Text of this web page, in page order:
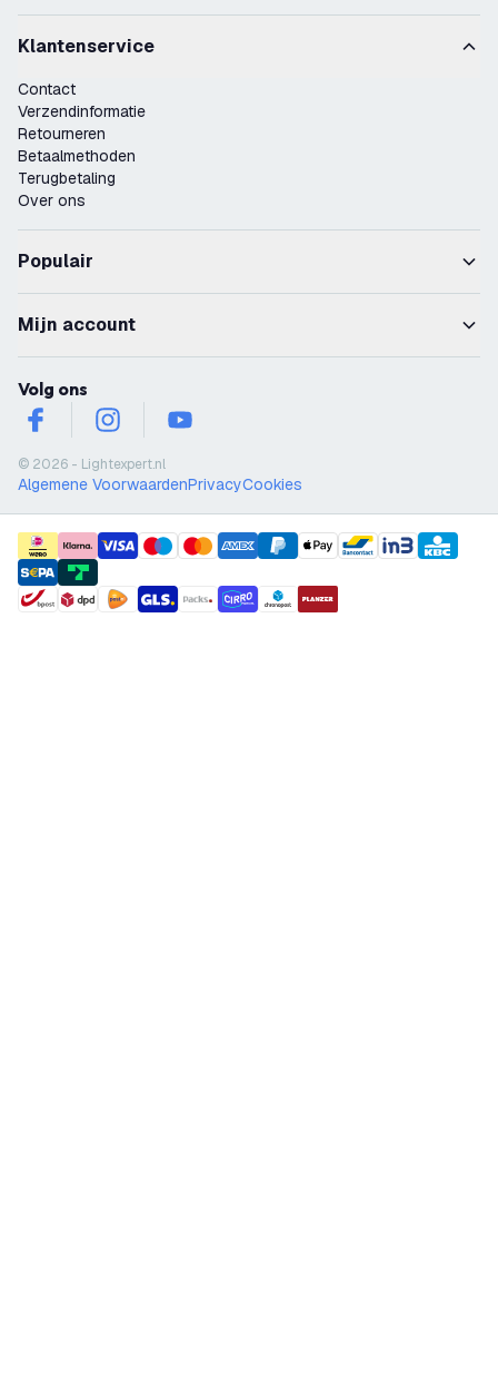
Klantenservice
Contact
Verzendinformatie
Retourneren
Betaalmethoden
Terugbetaling
Over ons
Populair
Mijn account
Volg ons
facebookinstagramyoutube
© 2026 - Lightexpert.nl
Algemene VoorwaardenPrivacyCookies
payment methods
shipment methods